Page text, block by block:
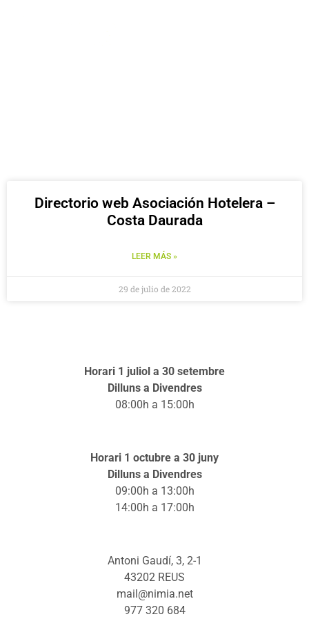
Directorio web Asociación Hotelera –
Costa Daurada
LEER MÁS »
29 de julio de 2022
Horari 1 juliol a 30 setembre
Dilluns a Divendres
08:00h a 15:00h
Horari 1 octubre a 30 juny
Dilluns a Divendres
09:00h a 13:00h
14:00h a 17:00h
Antoni Gaudí, 3, 2-1
43202 REUS
mail@nimia.net
977 320 684